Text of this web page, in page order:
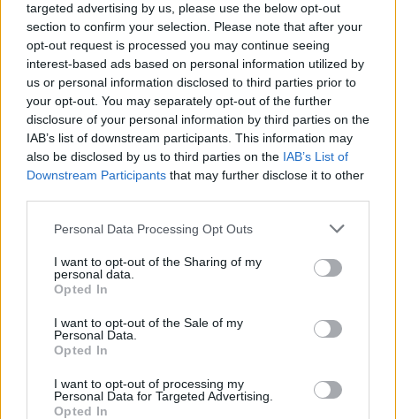
targeted advertising by us, please use the below opt-out
section to confirm your selection. Please note that after your
opt-out request is processed you may continue seeing
interest-based ads based on personal information utilized by
us or personal information disclosed to third parties prior to
your opt-out. You may separately opt-out of the further
disclosure of your personal information by third parties on the
IAB’s list of downstream participants. This information may
also be disclosed by us to third parties on the IAB’s List of
Downstream Participants that may further disclose it to other
Please note that this website/app uses one or more Google
not limited to your visit or usage behaviour. You may click to
grant or deny consent to Google and its third-party tags to
use your data for below specified purposes in below Google
consent section.
Personal Data Processing Opt Outs
I want to opt-out of the Sharing of my
personal data.
Opted In
I want to opt-out of the Sale of my
Personal Data.
Opted In
I want to opt-out of processing my
Personal Data for Targeted Advertising.
Opted In
Η Toyota φέρνει νέα γενιά
μπαταριών για τα υβριδικά
της
Σε κινεζική… πολιορκία η
ευρωπαϊκή
αυτοκινητοβιομηχανία
Νέο Audi A2 e-tron με στόχο την κορυφή της
αποδοτικότητας
Ευρωπαϊκό Κορασίδων:
στην πρεμιέρα, 78-36 την
Ιρλανδία
Γιαννακόπουλος: «Όταν σου